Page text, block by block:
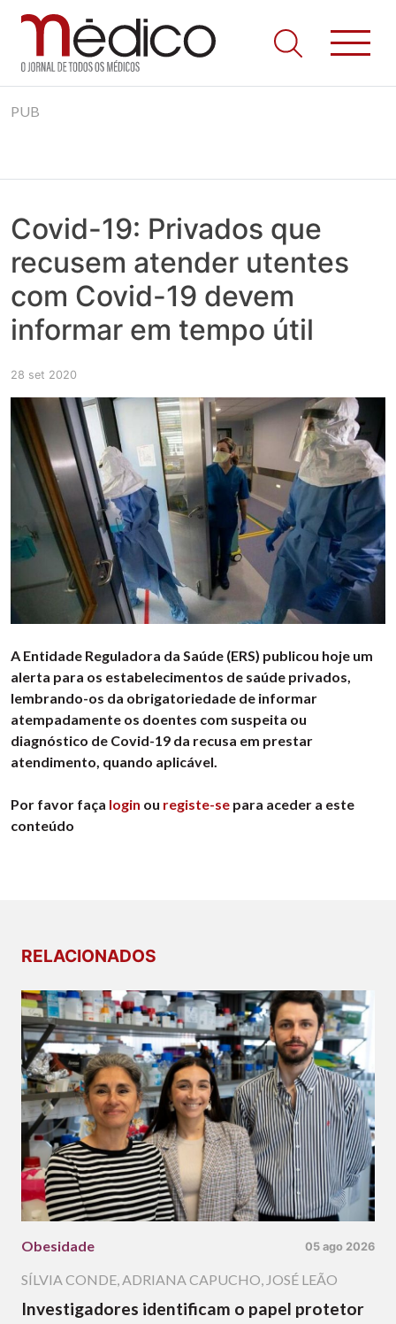
to
Jornal Médico
Médico – O Jornal de Todos os Médicos. Onde as notícias
realmente contam! Tudo o que se passa na Saúde!
PUB
Covid-19: Privados que
recusem atender utentes
com Covid-19 devem
informar em tempo útil
28 set 2020
A Entidade Reguladora da Saúde (ERS) publicou hoje um
alerta para os estabelecimentos de saúde privados,
lembrando-os da obrigatoriedade de informar
atempadamente os doentes com suspeita ou
diagnóstico de Covid-19 da recusa em prestar
atendimento, quando aplicável.
Por favor faça login ou registe-se para aceder a este
conteúdo
RELACIONADOS
Obesidade 05 ago 2026
SÍLVIA CONDE,ADRIANA CAPUCHO, JOSÉ LEÃO
Investigadores identificam o papel protetor